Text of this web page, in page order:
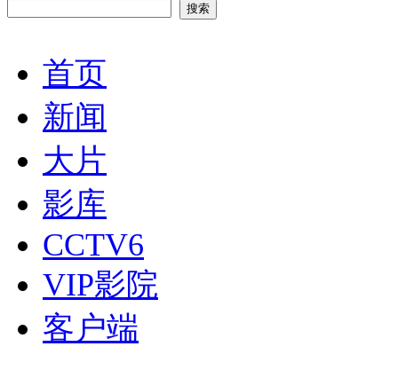
首页
新闻
大片
影库
CCTV6
VIP影院
客户端